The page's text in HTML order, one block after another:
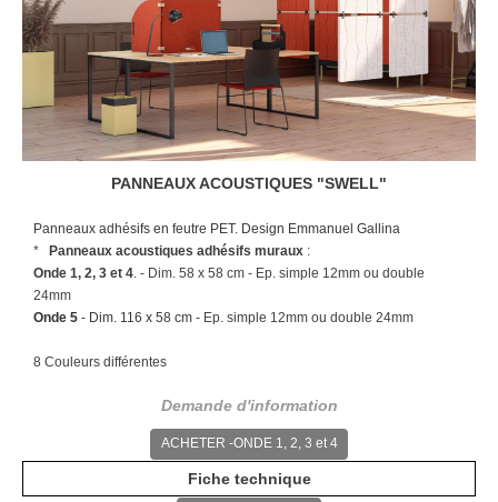
PANNEAUX ACOUSTIQUES "SWELL"
Panneaux adhésifs en feutre PET. Design Emmanuel Gallina
*
Panneaux acoustiques adhésifs muraux :
Onde 1, 2, 3 et 4. - Dim. 58 x 58 cm - Ep. simple 12mm ou double
24mm
Onde 5 - Dim. 116 x 58 cm - Ep. simple 12mm ou double 24mm
8 Couleurs différentes
Demande d'information
ACHETER -ONDE 1, 2, 3 et 4
Fiche technique